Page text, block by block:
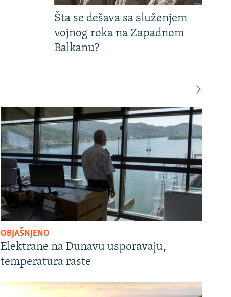
Šta se dešava sa služenjem
vojnog roka na Zapadnom
Balkanu?
OBJAŠNJENO
Elektrane na Dunavu usporavaju,
temperatura raste